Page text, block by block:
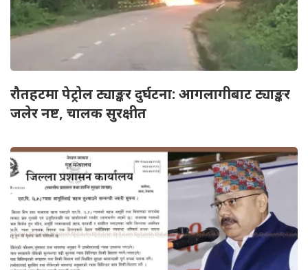
रौतहटमा पेट्रोल ट्याङ्कर दुर्घटना: आगलागीबाट ट्याङ्कर
जलेर नष्ट, चालक सुरक्षीत